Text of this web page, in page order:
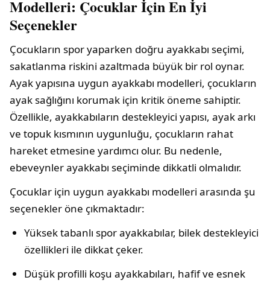
Modelleri: Çocuklar İçin En İyi
Seçenekler
Çocukların spor yaparken doğru ayakkabı seçimi,
sakatlanma riskini azaltmada büyük bir rol oynar.
Ayak yapısına uygun ayakkabı modelleri, çocukların
ayak sağlığını korumak için kritik öneme sahiptir.
Özellikle, ayakkabıların destekleyici yapısı, ayak arkı
ve topuk kısmının uygunluğu, çocukların rahat
hareket etmesine yardımcı olur. Bu nedenle,
ebeveynler ayakkabı seçiminde dikkatli olmalıdır.
Çocuklar için uygun ayakkabı modelleri arasında şu
seçenekler öne çıkmaktadır:
Yüksek tabanlı spor ayakkabılar, bilek destekleyici
özellikleri ile dikkat çeker.
Düşük profilli koşu ayakkabıları, hafif ve esnek